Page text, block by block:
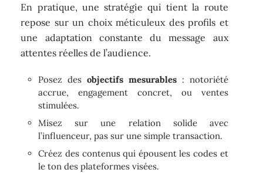
En pratique, une stratégie qui tient la route
repose sur un choix méticuleux des profils et
une adaptation constante du message aux
attentes réelles de l’audience.
Posez desobjectifs mesurables: notoriété
accrue, engagement concret, ou ventes
stimulées.
Misez sur une relation solide avec
l’influenceur, pas sur une simple transaction.
Créez des contenus qui épousent les codes et
le ton des plateformes visées.